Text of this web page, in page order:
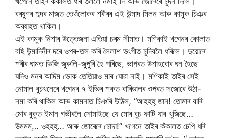
বৰষুণৰ শব্দৰ মাজত তেওঁলোকৰ শৰীৰৰ এই উন্মাদ মিলন আৰু কামুক চিঞৰ
অব্যাহত থাকিল।
এই কামুক নিশাৰ উত্তেজনা এতিয়া চৰম সীমাত। মণিকাই খগেনৰ কোলাত
বহি উন্মাদিনীৰ দৰে ওপৰ-তল কৰি লৈলাশ ভংগীত চুদিবলৈ ধৰিলে। দুয়োৰে
শৰীৰ ঘামত ভিজি জুৰুলি-জুপুৰি হৈ পৰিছে, ভাগৰত উশাহবোৰ ঘন হৈছে
যদিও মনৰ আদিম ভোক তেতিয়াও মাৰ যোৱা নাই। মণিকাই তাইৰ সেই
নোমাল বুচখনেৰে খগেনৰ ৭ ইঞ্চিৰ শকত বাৰিডালৰ ওপৰত সজোৰে উঠা-
নমা কৰি থাকিল আৰু কামনাত চিঞৰি উঠিল, “আহহহ্ জান! তোমাৰ বাৰি
মোৰ বুকুত ইমান গভীৰলৈ সোমাইছে যে মোৰ বুচ ফাটি যাব খুজিছে…
উমমম্… ওহহহ্… আৰু জোৰেৰে চোদা!” খগেনে তাইৰ কঁকালত চেপি ধৰি